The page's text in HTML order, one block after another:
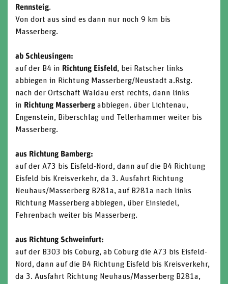
Rennsteig.
Von dort aus sind es dann nur noch 9 km bis
Masserberg.
ab Schleusingen:
auf der B4 in Richtung Eisfeld, bei Ratscher links
abbiegen in Richtung Masserberg/Neustadt a.Rstg.
nach der Ortschaft Waldau erst rechts, dann links
in Richtung Masserberg abbiegen. über Lichtenau,
Engenstein, Biberschlag und Tellerhammer weiter bis
Masserberg.
aus Richtung Bamberg:
auf der A73 bis Eisfeld-Nord, dann auf die B4 Richtung
Eisfeld bis Kreisverkehr, da 3. Ausfahrt Richtung
Neuhaus/Masserberg B281a, auf B281a nach links
Richtung Masserberg abbiegen, über Einsiedel,
Fehrenbach weiter bis Masserberg.
aus Richtung Schweinfurt:
auf der B303 bis Coburg, ab Coburg die A73 bis Eisfeld-
Nord, dann auf die B4 Richtung Eisfeld bis Kreisverkehr,
da 3. Ausfahrt Richtung Neuhaus/Masserberg B281a,